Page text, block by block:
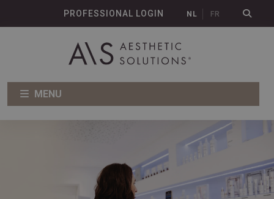
PROFESSIONAL LOGIN NL FR
MENU